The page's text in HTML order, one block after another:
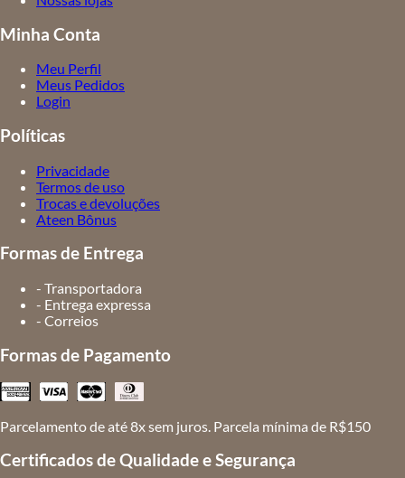
Minha Conta
Meu Perfil
Meus Pedidos
Login
Políticas
Privacidade
Termos de uso
Trocas e devoluções
Ateen Bônus
Formas de Entrega
- Transportadora
- Entrega expressa
- Correios
Formas de Pagamento
Parcelamento de até 8x sem juros. Parcela mínima de R$150
Certificados de Qualidade e Segurança